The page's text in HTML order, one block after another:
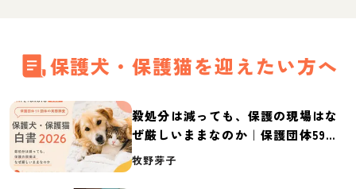
保護犬・保護猫を迎えたい方へ
殺処分は減っても、保護の現場はな
ぜ厳しいままなのか｜保護団体59団
体の実態調査【保護犬・保護猫白書
牧野芽子